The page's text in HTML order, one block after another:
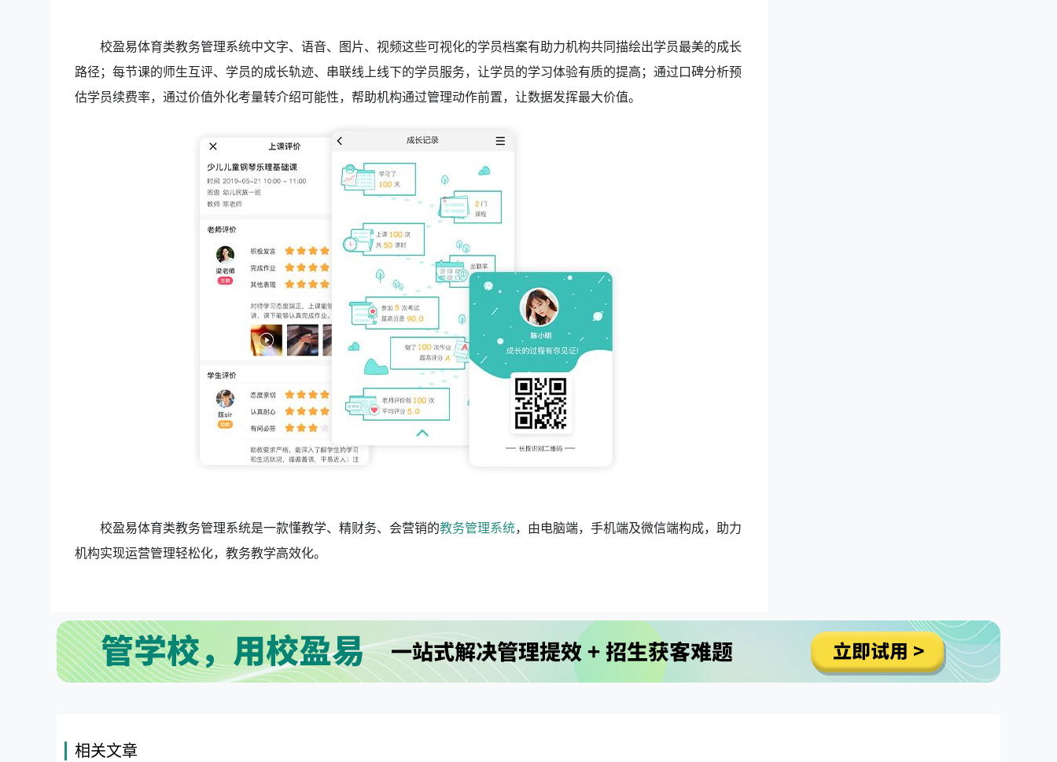
校盈易体育类教务管理系统中文字、语音、图片、视频这些可视化的学员档案有助力机构共同描绘出学员最美的成长
路径；每节课的师生互评、学员的成长轨迹、串联线上线下的学员服务，让学员的学习体验有质的提高；通过口碑分析预
估学员续费率，通过价值外化考量转介绍可能性，帮助机构通过管理动作前置，让数据发挥最大价值。
校盈易体育类教务管理系统是一款懂教学、精财务、会营销的教务管理系统，由电脑端，手机端及微信端构成，助力
机构实现运营管理轻松化，教务教学高效化。
相关文章